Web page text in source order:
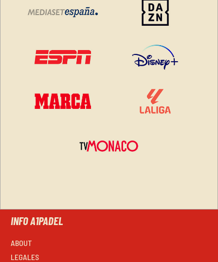
INFO A1PADEL
ABOUT
LEGALES